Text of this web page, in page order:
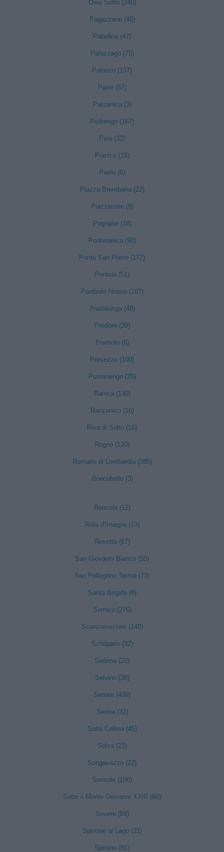
Osio Sotto (240)
Pagazzano (40)
Paladina (47)
Palazzago (75)
Palosco (137)
Parre (57)
Parzanica (3)
Pedrengo (167)
Peia (32)
Pianico (15)
Piario (6)
Piazza Brembana (22)
Piazzatorre (9)
Pognano (18)
Ponteranica (90)
Ponte San Pietro (172)
Pontida (51)
Pontirolo Nuovo (107)
Pradalunga (40)
Predore (39)
Premolo (6)
Presezzo (100)
Pumenengo (25)
Ranica (130)
Ranzanico (16)
Riva di Solto (16)
Rogno (120)
Romano di Lombardia (385)
Roncobello (3)
Roncola (12)
Rota d'Imagna (13)
Rovetta (87)
San Giovanni Bianco (55)
San Pellegrino Terme (73)
Santa Brigida (8)
Sarnico (276)
Scanzorosciate (140)
Schilpario (32)
Sedrina (22)
Selvino (38)
Seriate (409)
Serina (32)
Solto Collina (45)
Solza (23)
Songavazzo (22)
Sorisole (100)
Sotto il Monte Giovanni XXIII (60)
Sovere (84)
Spinone al Lago (21)
Spirano (81)